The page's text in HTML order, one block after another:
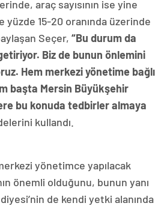
araç sayısının ise yine
yüzde 15-20 oranında üzerinde
Seçer, “Bu durum da
Biz de bunun önlemini
Hem merkezi yönetime bağlı
başta Mersin Büyükşehir
bu konuda tedbirler almaya
kullandı.
yönetimce yapılacak
önemli olduğunu, bunun yanı
de kendi yetki alanında